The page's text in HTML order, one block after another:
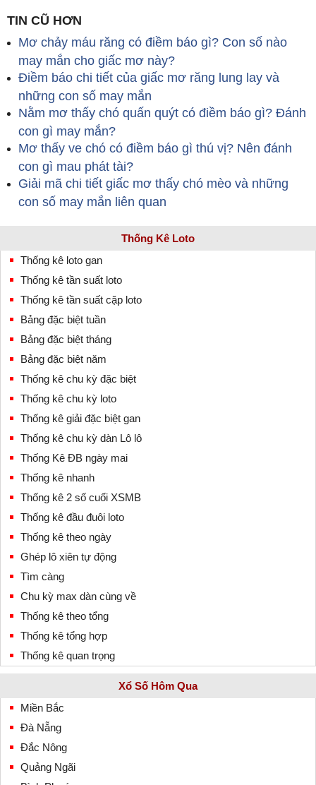
TIN CŨ HƠN
Mơ chảy máu răng có điềm báo gì? Con số nào
may mắn cho giấc mơ này?
Điềm báo chi tiết của giấc mơ răng lung lay và
những con số may mắn
Nằm mơ thấy chó quấn quýt có điềm báo gì? Đánh
con gì may mắn?
Mơ thấy ve chó có điềm báo gì thú vị? Nên đánh
con gì mau phát tài?
Giải mã chi tiết giấc mơ thấy chó mèo và những
con số may mắn liên quan
Thống Kê Loto
Thống kê loto gan
Thống kê tần suất loto
Thống kê tần suất cặp loto
Bảng đặc biệt tuần
Bảng đặc biệt tháng
Bảng đặc biệt năm
Thống kê chu kỳ đặc biệt
Thống kê chu kỳ loto
Thống kê giải đặc biệt gan
Thống kê chu kỳ dàn Lô lô
Thống Kê ĐB ngày mai
Thống kê nhanh
Thống kê 2 số cuối XSMB
Thống kê đầu đuôi loto
Thống kê theo ngày
Ghép lô xiên tự động
Tìm càng
Chu kỳ max dàn cùng về
Thống kê theo tổng
Thống kê tổng hợp
Thống kê quan trọng
Xổ Số Hôm Qua
Miền Bắc
Đà Nẵng
Đắc Nông
Quảng Ngãi